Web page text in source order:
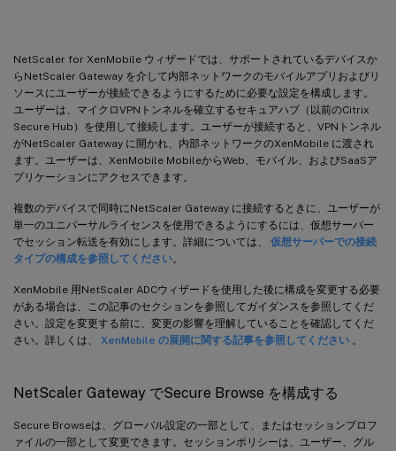
NetScaler for XenMobile ウィザードでは、サポートされているデバイスか
らNetScaler Gateway を介して内部ネットワークのモバイルアプリおよびリ
ソースにユーザーが接続できるようにするために必要な設定を構成します。
ユーザーは、マイクロVPNトンネルを確立するセキュアハブ（以前のCitrix
Secure Hub）を使用して接続します。ユーザーが接続すると、VPNトンネル
がNetScaler Gateway に開かれ、内部ネットワークのXenMobile に渡され
ます。ユーザーは、XenMobile MobileからWeb、モバイル、およびSaaSア
プリケーションにアクセスできます。
複数のデバイスで同時にNetScaler Gateway に接続するときに、ユーザーが
単一のユニバーサルライセンスを使用できるようにするには、仮想サーバー
でセッション転送を有効にします。詳細については、 仮想サーバーでの接続
タイプの構成を参照してください。
XenMobile 用NetScaler ADCウィザードを使用した後に構成を変更する必要
がある場合は、この記事のセクションを参照してガイダンスを参照してくだ
さい。設定を変更する前に、変更の影響を理解していることを確認してくだ
さい。詳しくは、 XenMobile の展開に関する記事を参照してください 。
NetScaler Gateway でSecure Browse を構成する
Secure Browseは、グローバル設定の一部として、またはセッションプロフ
ァイルの一部として変更できます。セッションポリシーは、ユーザー、グル